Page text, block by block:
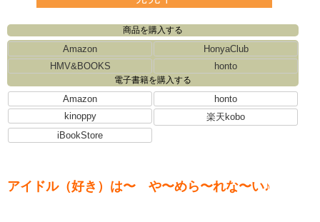
商品を購入する
Amazon
HonyaClub
HMV&BOOKS
honto
電子書籍を購入する
Amazon
honto
kinoppy
楽天kobo
iBookStore
アイドル（好き）は〜 や〜めら〜れな〜い♪